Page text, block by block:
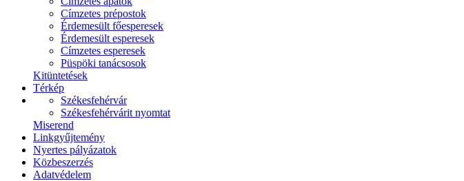
Címzetes prépostok
Érdemesült főesperesek
Érdemesült esperesek
Címzetes esperesek
Püspöki tanácsosok
Kitüntetések
Térkép
Székesfehérvár
Székesfehérvárit nyomtat
Miserend
Linkgyűjtemény
Nyertes pályázatok
Közbeszerzés
Adatvédelem